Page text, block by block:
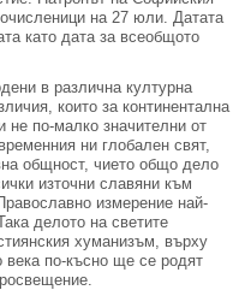
на 27 юли. Датата
като дата за всеобщото
в различна културна
които за континентална
не по-малко значителни от
ни глобален свят,
общност, чието общо дело
източни славяни към
измерение най-
делото на светите
хуманизъм, върху
века по-късно ще се родят